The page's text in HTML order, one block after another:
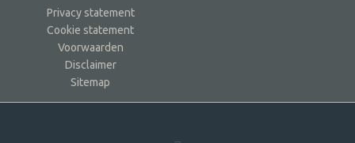
Privacy statement
Cookie statement
Voorwaarden
Disclaimer
Sitemap